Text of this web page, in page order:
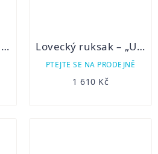
Lovecký ruksak – ségl 8B/1 Lovecký ruksak – „Universal“ – ségl 16B/1
PTEJTE SE NA PRODEJNĚ
1 610 Kč